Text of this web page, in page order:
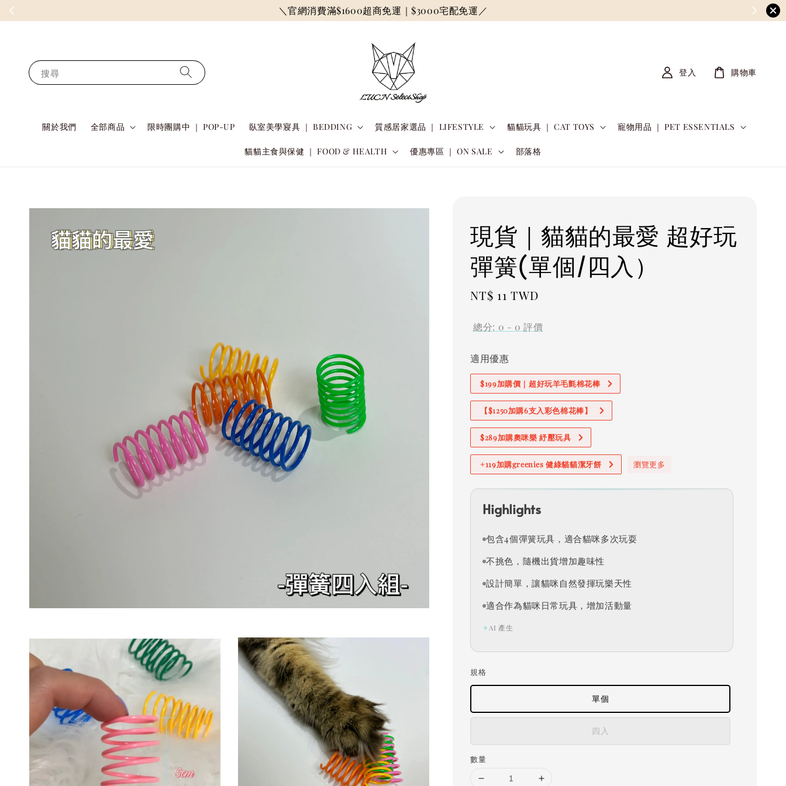
＼官網消費滿$1600超商免運｜$3000宅配免運／
搜尋
關於我們 全部商品 限時團購中 ｜ POP-UP 臥室美學寢具 ｜ BEDDING 質感居家選品 ｜ LIFESTYLE 貓貓玩具 ｜ CAT TOYS 寵物用品 ｜ PET ESSENTIALS
貓貓主食與保健 ｜ FOOD & HEALTH 優惠專區 ｜ ON SALE 部落格
登入 購物車
現貨｜貓貓的最愛 超好玩
彈簧(單個/四入）
Regular
NT$ 11 TWD
總分: 0 - 0 評價
適用優惠
$199加購價｜超好玩羊毛氈棉花棒
【$1250加購6支入彩色棉花棒】
$289加購奧咪樂 紓壓玩具
+119加購greenies 健綠貓貓潔牙餅 瀏覽更多
Highlights
包含4個彈簧玩具，適合貓咪多次玩耍
不挑色，隨機出貨增加趣味性
設計簡單，讓貓咪自然發揮玩樂天性
適合作為貓咪日常玩具，增加活動量
✦ AI 產生
規格
單個
四入
數量